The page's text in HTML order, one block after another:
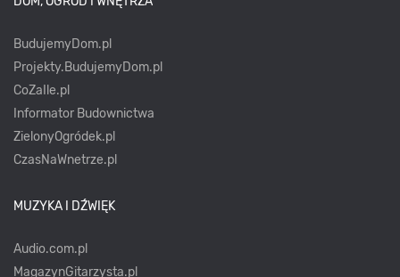
BudujemyDom.pl
Projekty.BudujemyDom.pl
CoZaIle.pl
Informator Budownictwa
ZielonyOgródek.pl
CzasNaWnetrze.pl
MUZYKA I DŹWIĘK
Audio.com.pl
MagazynGitarzysta.pl